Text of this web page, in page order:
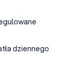
dziennego